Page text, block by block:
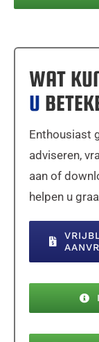
WAT
U
Enthousiast
adviseren,
aan of
helpen u